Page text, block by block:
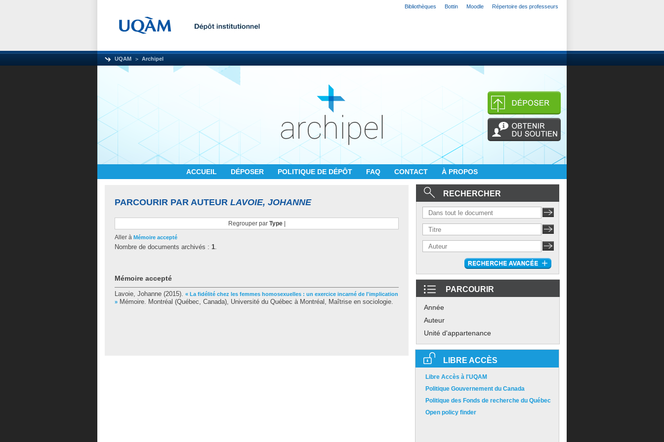
Bibliothèques Bottin Moodle Répertoire des professeurs
UQAM Archipel
ACCUEIL DÉPOSER POLITIQUE DE DÉPÔT FAQ CONTACT À PROPOS
PARCOURIR PAR AUTEUR LAVOIE, JOHANNE
Regrouper par Type|
Aller à Mémoire accepté
Nombre de documents archivés : 1.
Mémoire accepté
Lavoie, Johanne (2015). « La fidélité chez les femmes homosexuelles : un exercice incarné de l'implication
» Mémoire. Montréal (Québec, Canada), Université du Québec à Montréal, Maîtrise en sociologie.
RECHERCHER
PARCOURIR
Année
Auteur
Unité d'appartenance
LIBRE ACCÈS
Libre Accès à l'UQAM
Politique Gouvernement du Canada
Politique des Fonds de recherche du Québec
Open policy finder